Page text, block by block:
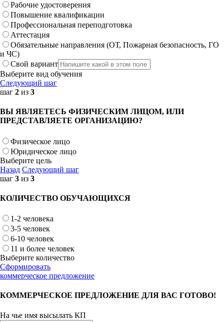
Рабочие удостоверения
Повышение квалификации
Профессиональная переподготовка
Аттестация
Обязательные направления (ОТ, Пожарная безопасность, ГО
и ЧС)
Свой вариант
Выберите вид обучения
Следующий шаг
шаг 2 из 3
ВЫ ЯВЛЯЕТЕСЬ ФИЗИЧЕСКИМ ЛИЦОМ, ИЛИ
ПРЕДСТАВЛЯЕТЕ ОРГАНИЗАЦИЮ?
Физическое лицо
Юридическое лицо
Выберите цель
Назад Следующий шаг
шаг 3 из 3
КОЛИЧЕСТВО ОБУЧАЮЩИХСЯ
1-2 человека
3-5 человек
6-10 человек
11 и более человек
Выберите количество
Сформировать
коммерческое предложение
КОММЕРЧЕСКОЕ ПРЕДЛОЖЕНИЕ ДЛЯ ВАС ГОТОВО!
На чье имя высылать КП